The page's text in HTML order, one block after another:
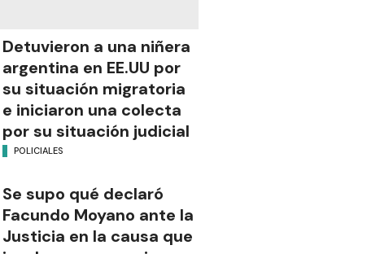
Detuvieron a una niñera
argentina en EE.UU por
su situación migratoria
e iniciaron una colecta
por su situación judicial
POLICIALES
Se supo qué declaró
Facundo Moyano ante la
Justicia en la causa que